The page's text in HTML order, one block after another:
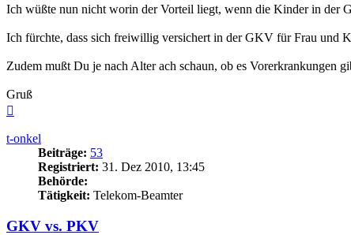
Ich wüßte nun nicht worin der Vorteil liegt, wenn die Kinder in der
Ich fürchte, dass sich freiwillig versichert in der GKV für Frau und
Zudem mußt Du je nach Alter ach schaun, ob es Vorerkrankungen
Gruß
t-onkel
Beiträge: 53
Registriert: 31. Dez 2010, 13:45
Behörde:
Tätigkeit: Telekom-Beamter
GKV vs. PKV